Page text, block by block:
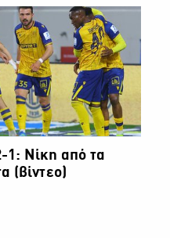
ΠΡΩΤΑΘΛΗΜΑ CYTA
Νίκη από τα
(βίντεο)